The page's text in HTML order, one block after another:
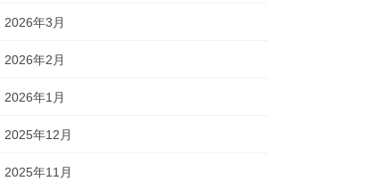
2026年3月
2026年2月
2026年1月
2025年12月
2025年11月